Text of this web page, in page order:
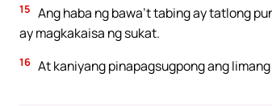
15 Ang haba ng bawa’t tabing ay tatlong
ay magkakaisa ng sukat.
16 At kaniyang pinapagsugpong ang